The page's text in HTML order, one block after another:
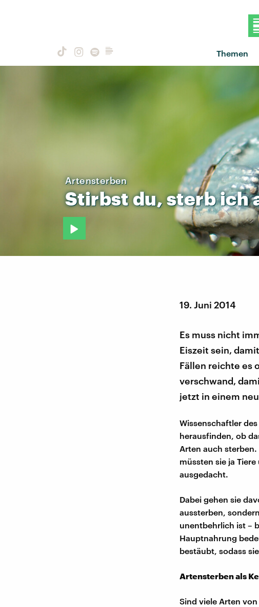
Themen
Artensterben
Stirbstdu,sterbich
19. Juni 2014
Es muss nicht
Eiszeit sein,
Fällen reichte es
verschwand,
jetzt in einem
Wissenschaftler
herausfinden, ob
Arten auch
müssten sie ja
ausgedacht.
Dabei gehen sie
aussterben,
unentbehrlich ist –
Hauptnahrung
bestäubt, sodass
Artensterben als
Sind viele Arten